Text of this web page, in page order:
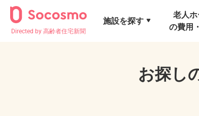
Directed by 高齢者住宅新聞
施設を探す
老人
の費用
お探し